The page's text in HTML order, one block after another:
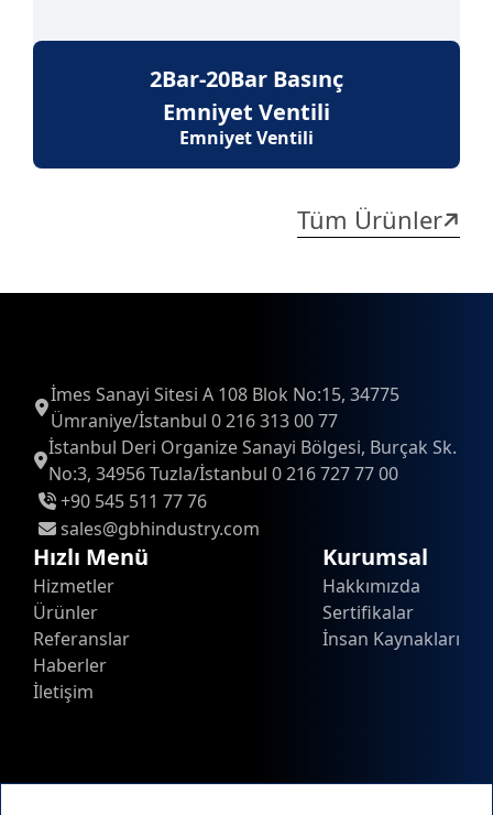
2Bar-20Bar Basınç
Emniyet Ventili
Emniyet Ventili
Tüm Ürünler
İmes Sanayi Sitesi A 108 Blok No:15, 34775
Ümraniye/İstanbul 0 216 313 00 77
İstanbul Deri Organize Sanayi Bölgesi, Burçak Sk.
No:3, 34956 Tuzla/İstanbul 0 216 727 77 00
+90 545 511 77 76
sales@gbhindustry.com
Hızlı Menü
Hizmetler
Ürünler
Referanslar
Haberler
İletişim
Kurumsal
Hakkımızda
Sertifikalar
İnsan Kaynakları